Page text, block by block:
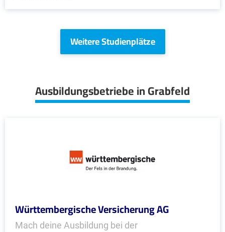
Weitere Studienplätze
Ausbildungsbetriebe in Grabfeld
Württembergische Versicherung AG
Mach deine Ausbildung bei der